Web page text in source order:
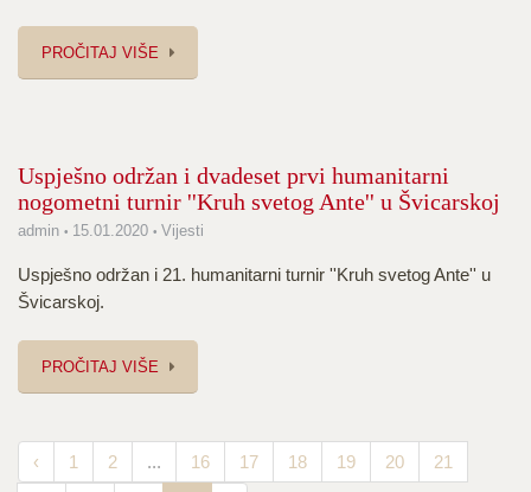
PROČITAJ VIŠE
Uspješno održan i dvadeset prvi humanitarni
nogometni turnir ''Kruh svetog Ante'' u Švicarskoj
admin 15.01.2020 Vijesti
Uspješno održan i 21. humanitarni turnir ''Kruh svetog Ante'' u
Švicarskoj.
PROČITAJ VIŠE
‹ 1 2 ... 16 17 18 19 20 21